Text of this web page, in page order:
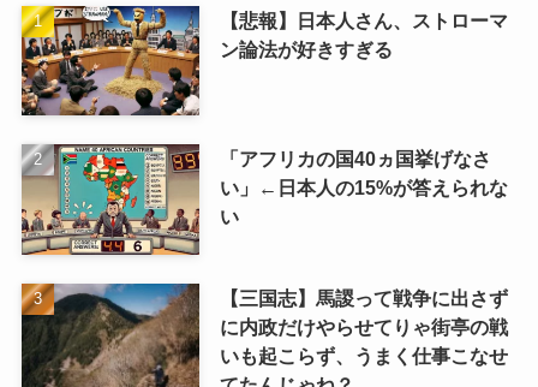
【悲報】日本人さん、ストローマ
ン論法が好きすぎる
「アフリカの国40ヵ国挙げなさ
い」←日本人の15%が答えられな
い
【三国志】馬謖って戦争に出さず
に内政だけやらせてりゃ街亭の戦
いも起こらず、うまく仕事こなせ